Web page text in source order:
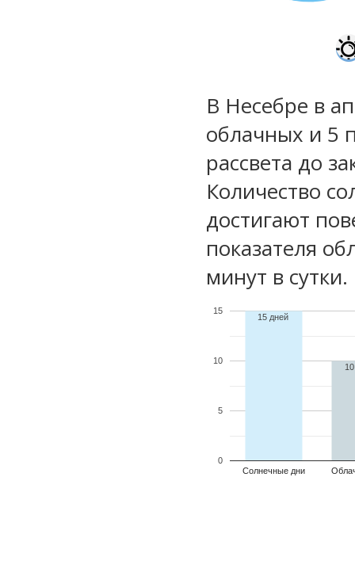
В Несебре в
облачных и 5
рассвета до
Количество
достигают
показателя
минут в сутки.
Солнечные дни
0
5
10
15
15 дней